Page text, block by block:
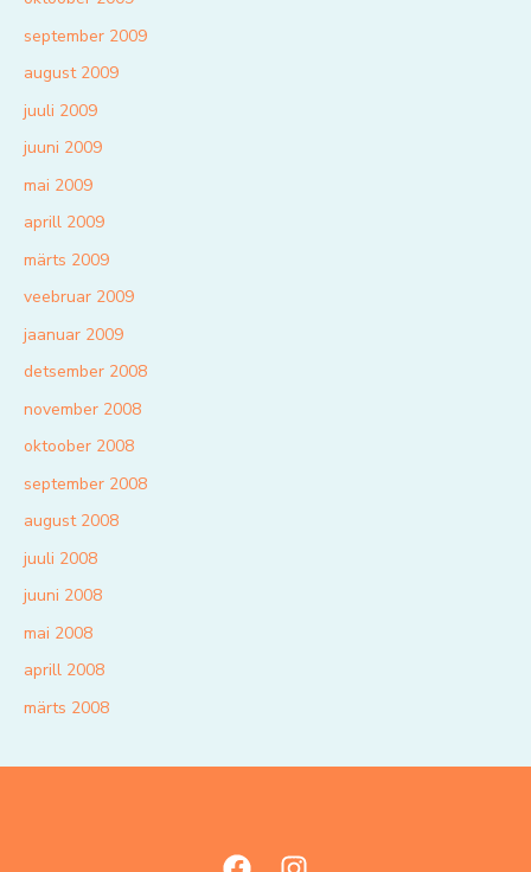
september 2009
august 2009
juuli 2009
juuni 2009
mai 2009
aprill 2009
märts 2009
veebruar 2009
jaanuar 2009
detsember 2008
november 2008
oktoober 2008
september 2008
august 2008
juuli 2008
juuni 2008
mai 2008
aprill 2008
märts 2008